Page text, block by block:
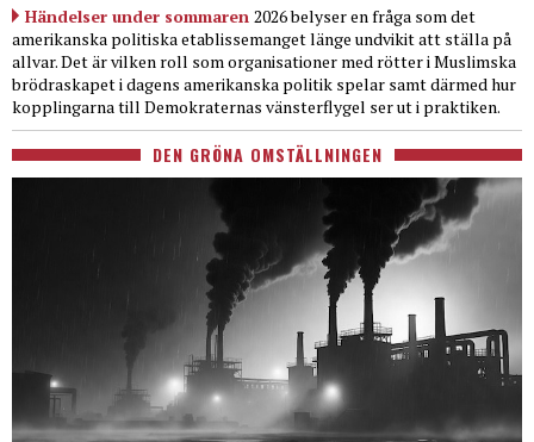
Händelser under sommaren 2026 belyser en fråga som det
amerikanska politiska etablissemanget länge undvikit att ställa på
allvar. Det är vilken roll som organisationer med rötter i Muslimska
brödraskapet i dagens amerikanska politik spelar samt därmed hur
kopplingarna till Demokraternas vänsterflygel ser ut i praktiken.
DEN GRÖNA OMSTÄLLNINGEN